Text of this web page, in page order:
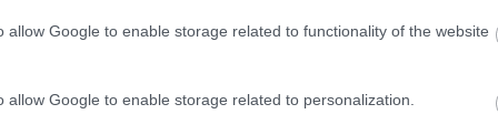
allow Google to enable storage related to functionality of the website
allow Google to enable storage related to personalization.
viszont nem kell tartanod attól, hogy
meg az amúgy is stresszes szituációt.(forrás:
a gyakorláshoz:
liszt